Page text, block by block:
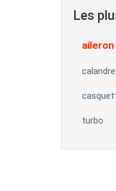
Les
aileron
calandre
turbo